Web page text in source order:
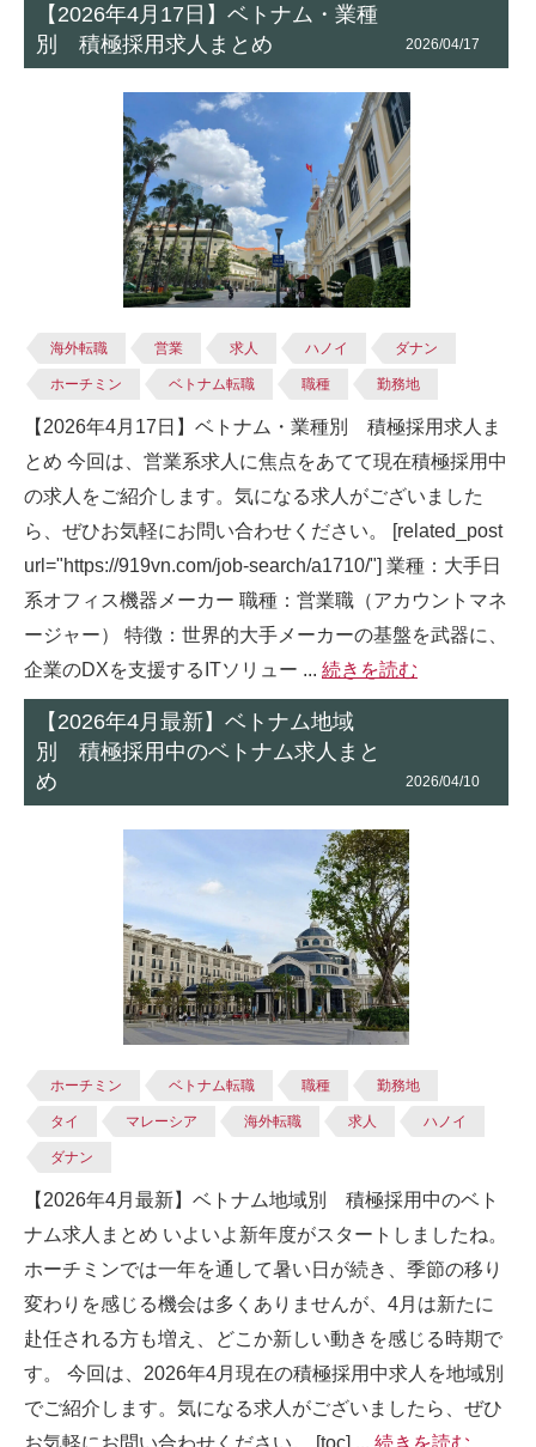
【2026年4月17日】ベトナム・業種
別 積極採用求人まとめ
2026/04/17
海外転職 営業 求人 ハノイ ダナン
ホーチミン ベトナム転職 職種 勤務地
【2026年4月17日】ベトナム・業種別 積極採用求人ま
とめ 今回は、営業系求人に焦点をあてて現在積極採用中
の求人をご紹介します。気になる求人がございました
ら、ぜひお気軽にお問い合わせください。 [related_post
url="https://919vn.com/job-search/a1710/"] 業種：大手日
系オフィス機器メーカー 職種：営業職（アカウントマネ
ージャー） 特徴：世界的大手メーカーの基盤を武器に、
企業のDXを支援するITソリュー ... 続きを読む
【2026年4月最新】ベトナム地域
別 積極採用中のベトナム求人まと
め
2026/04/10
ホーチミン ベトナム転職 職種 勤務地
タイ マレーシア 海外転職 求人 ハノイ
ダナン
【2026年4月最新】ベトナム地域別 積極採用中のベト
ナム求人まとめ いよいよ新年度がスタートしましたね。
ホーチミンでは一年を通して暑い日が続き、季節の移り
変わりを感じる機会は多くありませんが、4月は新たに
赴任される方も増え、どこか新しい動きを感じる時期で
す。 今回は、2026年4月現在の積極採用中求人を地域別
でご紹介します。気になる求人がございましたら、ぜひ
お気軽にお問い合わせください。 [toc] ... 続きを読む